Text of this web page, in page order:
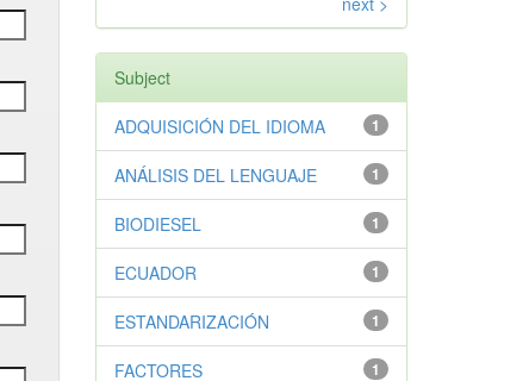
Subject
1
ADQUISICIÓN DEL IDIOMA
1
ANÁLISIS DEL LENGUAJE
1
BIODIESEL
1
ECUADOR
1
ESTANDARIZACIÓN
1
FACTORES